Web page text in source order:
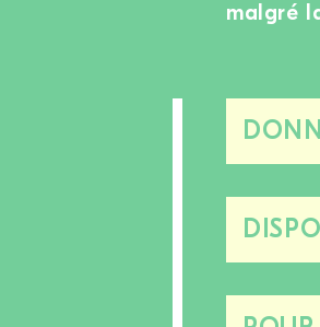
malgré